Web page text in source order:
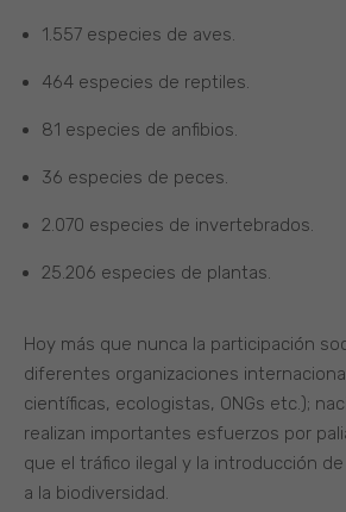
1.557 especies de aves.
464 especies de reptiles.
81 especies de anfibios.
36 especies de peces.
2.070 especies de invertebrados.
25.206 especies de plantas.
Hoy más que nunca la participación
diferentes organizaciones
científicas, ecologistas, ONGs etc.);
realizan importantes esfuerzos por
que el tráfico ilegal y la introducción
a la biodiversidad.